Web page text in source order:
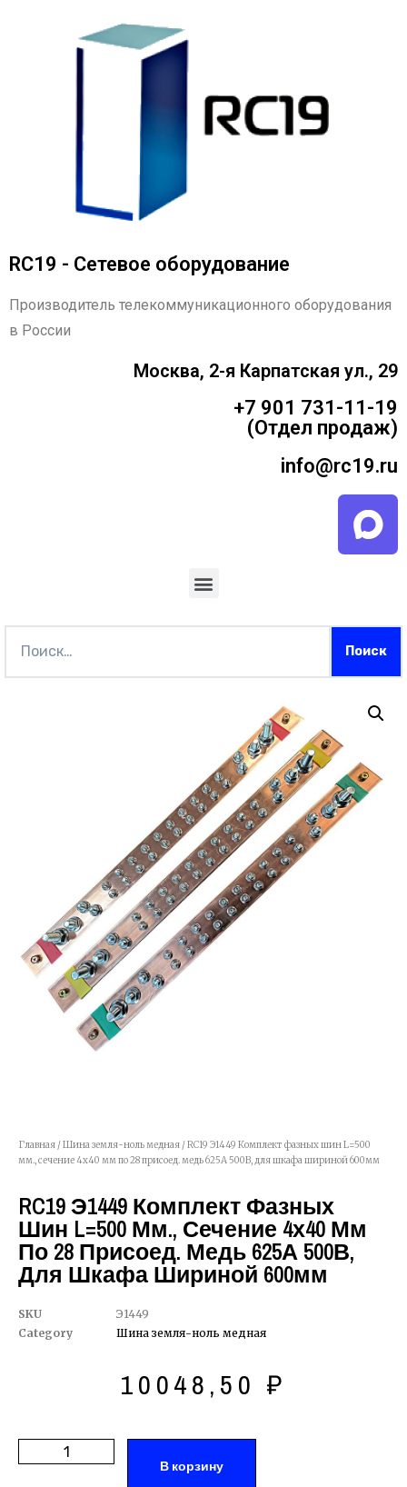
RC19 - Сетевое оборудование
Производитель телекоммуникационного оборудования
в России
Москва, 2-я Карпатская ул., 29
+7 901 731-11-19
(Отдел продаж)
info@rc19.ru
Главная /Шина земля-ноль медная / RC19 Э1449 Комплект фазных шин L=500
мм., сечение 4х40 мм по 28 присоед. медь 625А 500В, для шкафа шириной 600мм
RC19 Э1449 Комплект Фазных
Шин L=500 Мм., Сечение 4х40 Мм
По 28 Присоед. Медь 625А 500В,
Для Шкафа Шириной 600мм
SKU
Э1449
Category
Шина земля-ноль медная
10048,50 ₽
В корзину